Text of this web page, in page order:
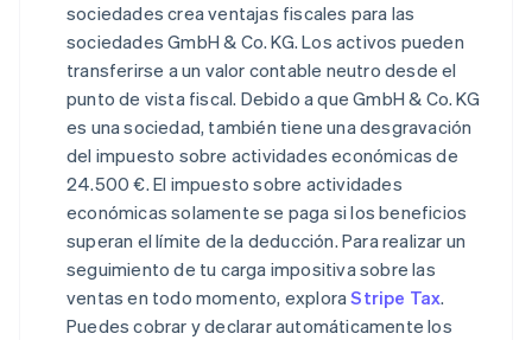
sociedades crea ventajas fiscales para las
sociedades GmbH & Co. KG. Los activos pueden
transferirse a un valor contable neutro desde el
punto de vista fiscal. Debido a que GmbH & Co. KG
es una sociedad, también tiene una desgravación
del impuesto sobre actividades económicas de
24.500 €. El impuesto sobre actividades
económicas solamente se paga si los beneficios
superan el límite de la deducción. Para realizar un
seguimiento de tu carga impositiva sobre las
ventas en todo momento, exploraStripe Tax.
Puedes cobrar y declarar automáticamente los